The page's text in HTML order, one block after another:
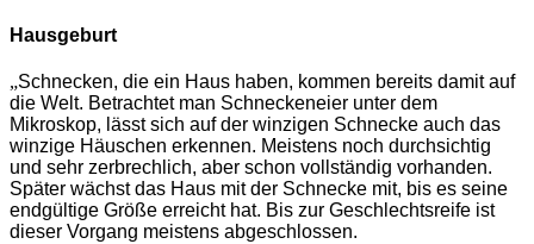
Hausgeburt
„Schnecken, die ein Haus haben, kommen bereits damit auf
die Welt. Betrachtet man Schneckeneier unter dem
Mikroskop, lässt sich auf der winzigen Schnecke auch das
winzige Häuschen erkennen. Meistens noch durchsichtig
und sehr zerbrechlich, aber schon vollständig vorhanden.
Später wächst das Haus mit der Schnecke mit, bis es seine
endgültige Größe erreicht hat. Bis zur Geschlechtsreife ist
dieser Vorgang meistens abgeschlossen.